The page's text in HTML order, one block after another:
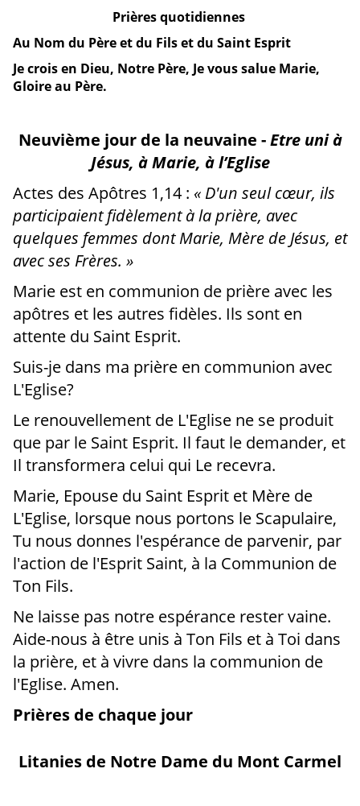
Prières quotidiennes
Au Nom du Père et du Fils et du Saint Esprit
Je crois en Dieu, Notre Père, Je vous salue Marie,
Gloire au Père.
Neuvième jour de la neuvaine -Etre uni à
Jésus, à Marie, à l’Eglise
Actes des Apôtres 1,14 : « D'un seul cœur, ils
participaient fidèlement à la prière, avec
quelques femmes dont Marie, Mère de Jésus, et
avec ses Frères. »
Marie est en communion de prière avec les
apôtres et les autres fidèles. Ils sont en
attente du Saint Esprit.
Suis-je dans ma prière en communion avec
L'Eglise?
Le renouvellement de L'Eglise ne se produit
que par le Saint Esprit. Il faut le demander, et
Il transformera celui qui Le recevra.
Marie, Epouse du Saint Esprit et Mère de
L'Eglise, lorsque nous portons le Scapulaire,
Tu nous donnes l'espérance de parvenir, par
l'action de l'Esprit Saint, à la Communion de
Ton Fils.
Ne laisse pas notre espérance rester vaine.
Aide-nous à être unis à Ton Fils et à Toi dans
la prière, et à vivre dans la communion de
l'Eglise. Amen.
Prières de chaque jour
Litanies de Notre Dame du Mont Carmel